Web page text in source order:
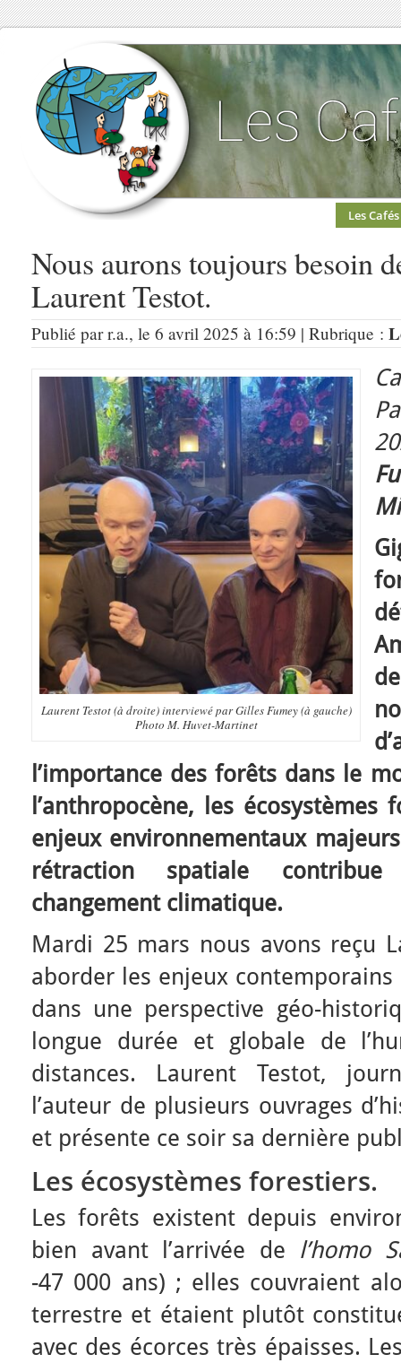
Les Cafés
Nous aurons toujours besoin
Laurent Testot.
Publié par r.a., le 6 avril 2025 à 16:59 | Rubrique :
Laurent Testot (à droite) interviewé par Gilles Fumey (à gauche)
Photo M. Huvet-Martinet
l’importance des forêts dans le
l’anthropocène, les
enjeux environnementaux
rétraction spatiale
changement climatique.
Mardi 25 mars nous avons reçu
aborder les enjeux
dans une perspective géo-
longue durée et globale de
distances. Laurent Testot,
l’auteur de plusieurs ouvrages
et présente ce soir sa dernière
Les écosystèmes forestiers.
Les forêts existent depuis
bien avant l’arrivée de l’homo
-47 000 ans) ; elles couvraient
terrestre et étaient plutôt
avec des écorces très épaisses.